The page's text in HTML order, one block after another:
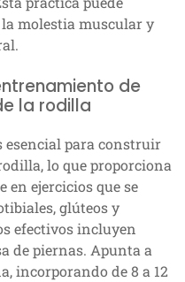
molestia muscular y
de
la rodilla
esencial para construir
lo que proporciona
en ejercicios que se
glúteos y
efectivos incluyen
de piernas. Apunta a
incorporando de 8 a 12